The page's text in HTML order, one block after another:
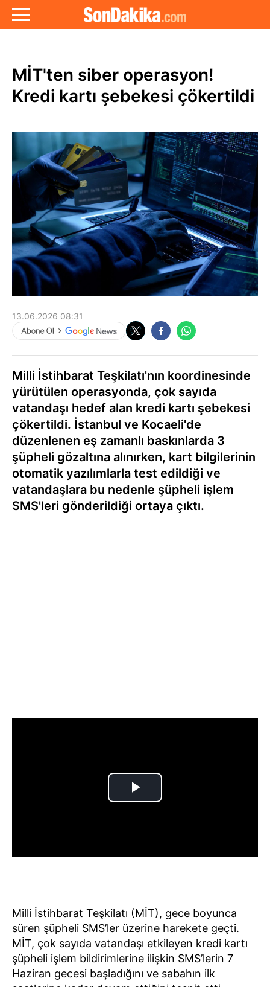
MİT'ten siber operasyon!
Kredi kartı şebekesi çökertildi
13.06.2026 08:31
Milli İstihbarat Teşkilatı'nın koordinesinde
yürütülen operasyonda, çok sayıda
vatandaşı hedef alan kredi kartı şebekesi
çökertildi. İstanbul ve Kocaeli'de
düzenlenen eş zamanlı baskınlarda 3
şüpheli gözaltına alınırken, kart bilgilerinin
otomatik yazılımlarla test edildiği ve
vatandaşlara bu nedenle şüpheli işlem
SMS'leri gönderildiği ortaya çıktı.
Milli İstihbarat Teşkilatı (MİT), gece boyunca
süren şüpheli SMS’ler üzerine harekete geçti.
MİT, çok sayıda vatandaşı etkileyen kredi kartı
şüpheli işlem bildirimlerine ilişkin SMS’lerin 7
Haziran gecesi başladığını ve sabahın ilk